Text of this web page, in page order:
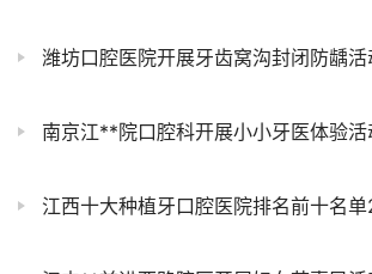
潍坊口腔医院开展牙齿窝沟封闭防龋活
南京江**院口腔科开展小小牙医体验活
江西十大种植牙口腔医院排名前十名